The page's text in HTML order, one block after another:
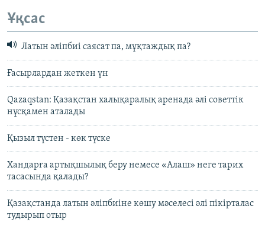
Ұқсас
Латын әліпбиі саясат па, мұқтаждық па?
Ғасырлардан жеткен үн
Qazaqstan: Қазақстан халықаралық аренада әлі советтік
нұсқамен аталады
Қызыл түстен - көк түске
Хандарға артықшылық беру немесе «Алаш» неге тарих
тасасында қалады?
Қазақстанда латын әліпбиіне көшу мәселесі әлі пікірталас
тудырып отыр